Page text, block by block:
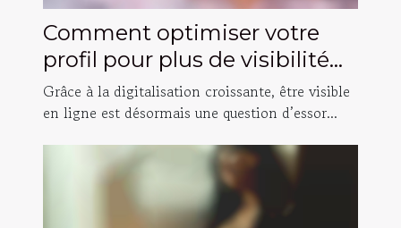
Comment optimiser votre
profil pour plus de visibilité
en ligne ?
Grâce à la digitalisation croissante, être visible
en ligne est désormais une question d’essor...